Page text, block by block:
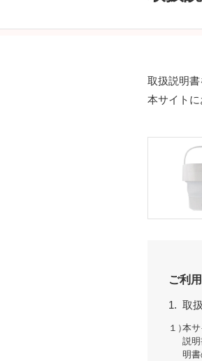
取扱説明
本サイト
ご利
1. 取
１）本
説
明